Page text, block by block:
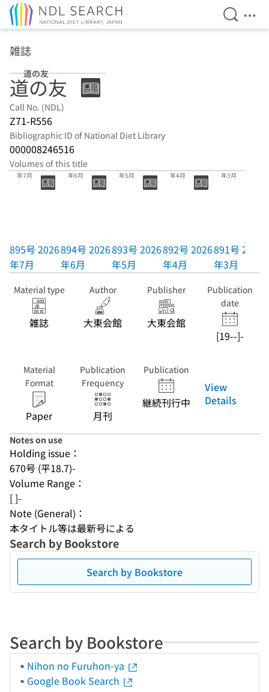
Open
雑誌
道の友
道の友
Call No. (NDL)
Z71-R556
Bibliographic ID of National Diet Library
000008246516
Volumes of this title
895号 2026
年7月
895号 2026
年7月
894号 2026
年6月
894号 2026
年6月
年5月
893号 2026
年5月
年4月
892号 2026
年4月
年3月
891号 2026
年3月
Material type
雑誌
Author
大東会館
Publisher
大東会館
Publication
date
[19--]-
Material
Format
Paper
Publication
Frequency
月刊
Publication
継続刊行中
View
Details
Notes on use
Holding issue：
670号 (平18.7)-
Volume Range：
[ ]-
Note (General)：
本タイトル等は最新号による
Search by Bookstore
Search by Bookstore
Search by Bookstore
Nihon no Furuhon-ya
Google Book Search